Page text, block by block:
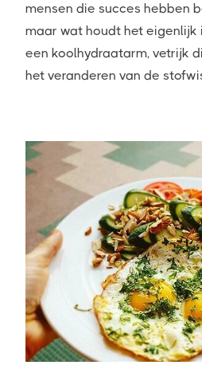
mensen die succes hebben
maar wat houdt het eigenlijk
een koolhydraatarm, vetrijk
het veranderen van de